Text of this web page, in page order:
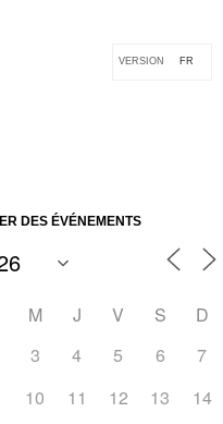
VERSION FR
DES ÉVÉNEMENTS
M J V S
D
3 4 5 6
7
10 11 12 13
14